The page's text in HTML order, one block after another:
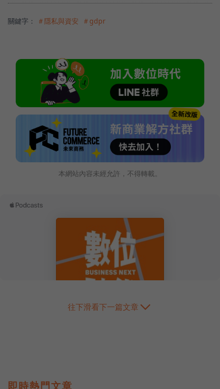
關鍵字： ＃隱私與資安 ＃gdpr
本網站內容未經允許，不得轉載。
往下滑看下一篇文章
即時熱門文章